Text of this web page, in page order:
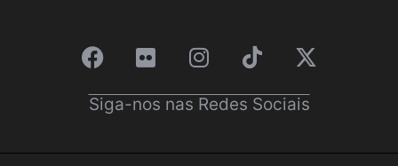
Siga-nos nas Redes Sociais